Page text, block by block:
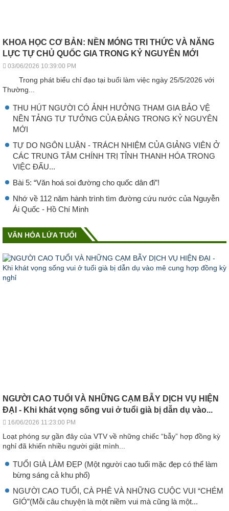
KHOA HỌC CƠ BẢN: NỀN MÓNG TRI THỨC VÀ NĂNG
LỰC TỰ CHỦ QUỐC GIA TRONG KỶ NGUYÊN MỚI
03/06/2026 10:39:00 PM
Trong phát biểu chỉ đạo tại buổi làm việc ngày 25/5/2026 với
Thường...
THU HÚT NGƯỜI CÓ ẢNH HƯỞNG THAM GIA BẢO VỆ
NỀN TẢNG TƯ TƯỞNG CỦA ĐẢNG TRONG KỶ NGUYÊN
MỚI
TỰ DO NGÔN LUẬN - TRÁCH NHIỆM CỦA GIẢNG VIÊN Ở
CÁC TRUNG TÂM CHÍNH TRỊ TỈNH THANH HÓA TRONG
VIỆC ĐẤU...
Bài 5: “Văn hoá soi đường cho quốc dân đi”!
Nhớ về 112 năm hành trình tìm đường cứu nước của Nguyễn
Ái Quốc - Hồ Chí Minh
VĂN HÓA LỨA TUỔI
NGƯỜI CAO TUỔI VÀ NHỮNG CẠM BẪY DỊCH VỤ HIỆN
ĐẠI - Khi khát vọng sống vui ở tuổi già bị dẫn dụ vào...
16/06/2026 11:23:00 PM
Loạt phóng sự gần đây của VTV về những chiếc “bẫy” hợp đồng kỳ
nghỉ đã khiến nhiều người giật mình...
TUỔI GIÀ LÀM ĐẸP (Một người cao tuổi mặc đẹp có thể làm
bừng sáng cả khu phố)
NGƯỜI CAO TUỔI, CÀ PHÊ VÀ NHỮNG CUỘC VUI “CHÉM
GIÓ”(Mỗi câu chuyện là một niềm vui mà cũng là một...